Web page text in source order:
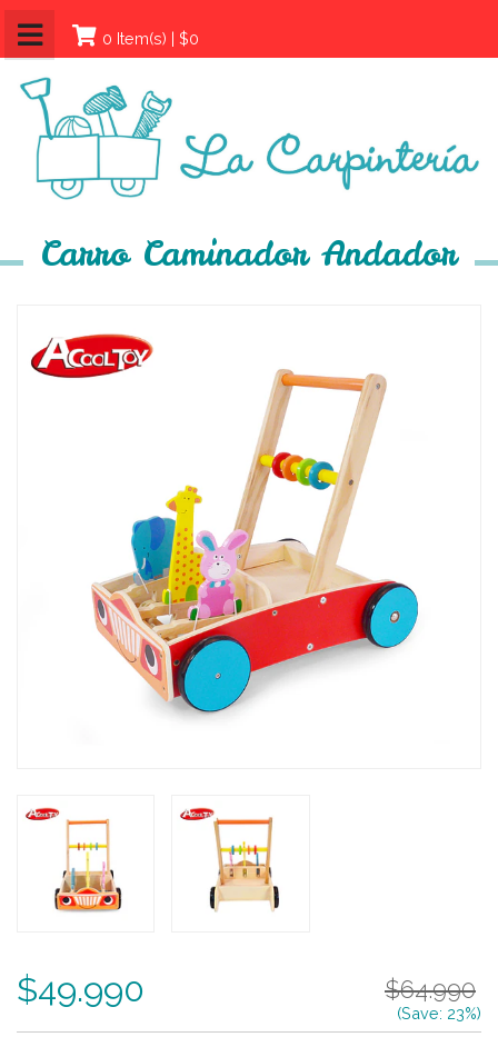
0 Item(s) | $0
Carro Caminador Andador
$49.990 $64.990
(Save: 23%)